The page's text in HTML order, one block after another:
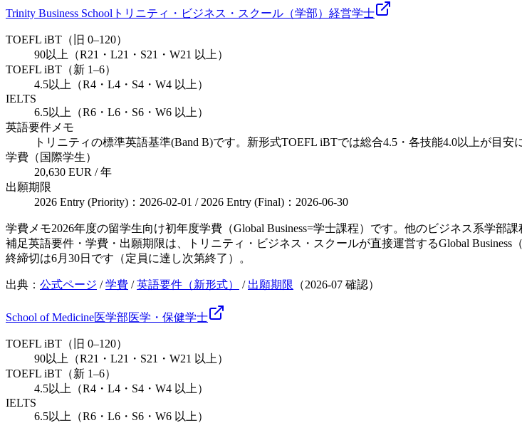
Trinity Business School トリニティ・ビジネス・スクール（学部） 経営学士
TOEFL iBT（旧 0–120）
90以上（R21・L21・S21・W21 以上）
TOEFL iBT（新 1–6）
4.5以上（R4・L4・S4・W4 以上）
IELTS
6.5以上（R6・L6・S6・W6 以上）
英語要件メモ
トリニティの標準英語基準(Band B)です。新形式TOEFL iBTでは総合4.5・各技能4.0以上が目安
学費（国際学生）
20,630 EUR / 年
出願期限
2026 Entry (Priority)：2026-02-01 / 2026 Entry (Final)：2026-06-30
学費メモ2026年度の留学生向け初年度学費（Global Business=学士課程）です。他のビジネス系学部
補足英語要件・学費・出願期限は、トリニティ・ビジネス・スクールが直接運営するGlobal
終締切は6月30日です（定員に達し次第終了）。
出典： 公式ページ /学費 /英語要件（新形式） / 出願期限 （2026-07 確認）
School of Medicine医学部医学・保健学士
TOEFL iBT（旧 0–120）
90以上（R21・L21・S21・W21 以上）
TOEFL iBT（新 1–6）
4.5以上（R4・L4・S4・W4 以上）
IELTS
6.5以上（R6・L6・S6・W6 以上）